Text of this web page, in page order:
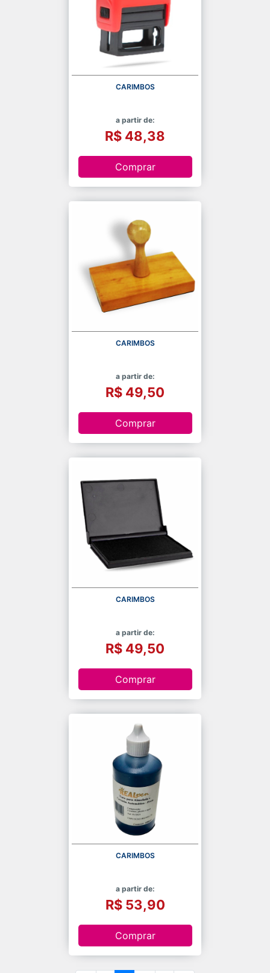
CARIMBOS
a partir de:
R$ 48,38
Comprar
CARIMBOS
a partir de:
R$ 49,50
Comprar
CARIMBOS
a partir de:
R$ 49,50
Comprar
CARIMBOS
a partir de:
R$ 53,90
Comprar